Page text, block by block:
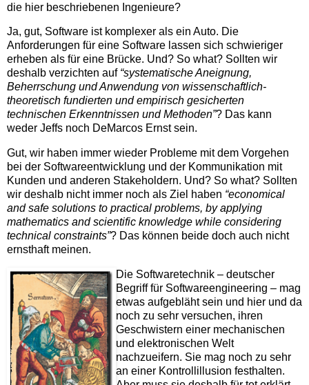
die hier beschriebenen Ingenieure?
Ja, gut, Software ist komplexer als ein Auto. Die
Anforderungen für eine Software lassen sich schwieriger
erheben als für eine Brücke. Und? So what? Sollten wir
deshalb verzichten auf “systematische Aneignung,
Beherrschung und Anwendung von wissenschaftlich-
theoretisch fundierten und empirisch gesicherten
technischen Erkenntnissen und Methoden”? Das kann
weder Jeffs noch DeMarcos Ernst sein.
Gut, wir haben immer wieder Probleme mit dem Vorgehen
bei der Softwareentwicklung und der Kommunikation mit
Kunden und anderen Stakeholdern. Und? So what? Sollten
wir deshalb nicht immer noch als Ziel haben “economical
and safe solutions to practical problems, by applying
mathematics and scientific knowledge while considering
technical constraints”? Das können beide doch auch nicht
ernsthaft meinen.
Die Softwaretechnik – deutscher
Begriff für Softwareengineering – mag
etwas aufgebläht sein und hier und da
noch zu sehr versuchen, ihren
Geschwistern einer mechanischen
und elektronischen Welt
nachzueifern. Sie mag noch zu sehr
an einer Kontrollillusion festhalten.